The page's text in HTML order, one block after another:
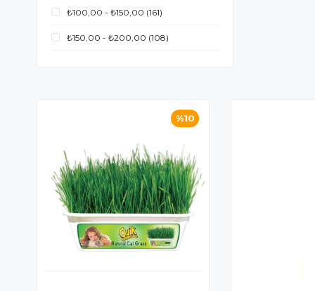
₺100,00 - ₺150,00 (161)
₺150,00 - ₺200,00 (108)
%10